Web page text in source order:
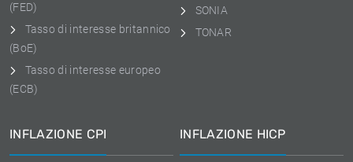
(FED)
Tasso di interesse britannico
(BoE)
Tasso di interesse europeo
(ECB)
SONIA
TONAR
INFLAZIONE CPI INFLAZIONE HICP